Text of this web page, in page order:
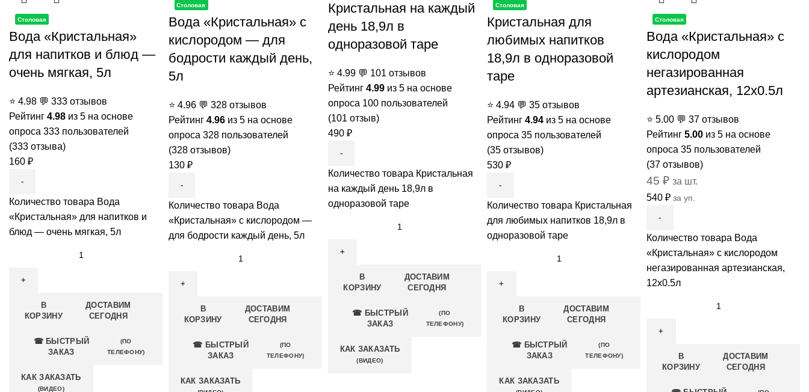
Столовая
Вода «Кристальная»
для напитков и блюд —
очень мягкая, 5л
⭐ 4.98 💬 333 отзывов
Рейтинг 4.98 из 5 на основе
опроса 333 пользователей
(333 отзыва)
160 ₽
Количество товара Вода
«Кристальная» для напитков и
блюд — очень мягкая, 5л
В
КОРЗИНУ
ДОСТАВИМ
СЕГОДНЯ
☎ БЫСТРЫЙ
ЗАКАЗ
(ПО
ТЕЛЕФОНУ)
КАК ЗАКАЗАТЬ
(ВИДЕО)
Столовая
Вода «Кристальная» с
кислородом — для
бодрости каждый день,
5л
⭐ 4.96 💬 328 отзывов
Рейтинг 4.96из 5 на основе
опроса 328пользователей
(328отзывов)
130 ₽
Количество товара Вода
«Кристальная» с кислородом —
для бодрости каждый день, 5л
В
КОРЗИНУ
ДОСТАВИМ
СЕГОДНЯ
☎ БЫСТРЫЙ
ЗАКАЗ
(ПО
ТЕЛЕФОНУ)
КАК ЗАКАЗАТЬ
Кристальная на каждый
день 18,9л в
одноразовой таре
⭐ 4.99 💬 101 отзывов
Рейтинг 4.99из 5 на основе
опроса 100пользователей
(101 отзыв)
490 ₽
Количество товара Кристальная
на каждый день 18,9л в
одноразовой таре
В
КОРЗИНУ
ДОСТАВИМ
СЕГОДНЯ
☎ БЫСТРЫЙ
ЗАКАЗ
(ПО
ТЕЛЕФОНУ)
КАК ЗАКАЗАТЬ
(ВИДЕО)
Столовая
Кристальная для
любимых напитков
18,9л в одноразовой
таре
⭐ 4.94 💬 35 отзывов
Рейтинг4.94 из 5 на основе
опроса35 пользователей
(35 отзывов)
530₽
Количество товара Кристальная
для любимых напитков 18,9л в
одноразовой таре
В
КОРЗИНУ
ДОСТАВИМ
СЕГОДНЯ
☎ БЫСТРЫЙ
ЗАКАЗ
(ПО
ТЕЛЕФОНУ)
КАК ЗАКАЗАТЬ
Столовая
Вода «Кристальная» с
кислородом
негазированная
артезианская, 12x0.5л
⭐ 5.00 💬 37 отзывов
Рейтинг5.00 из 5 на основе
опроса35 пользователей
(37 отзывов)
45₽ за шт.
540₽ за уп.
Количество товара Вода
«Кристальная» с кислородом
негазированная артезианская,
12x0.5л
В
КОРЗИНУ
ДОСТАВИМ
СЕГОДНЯ